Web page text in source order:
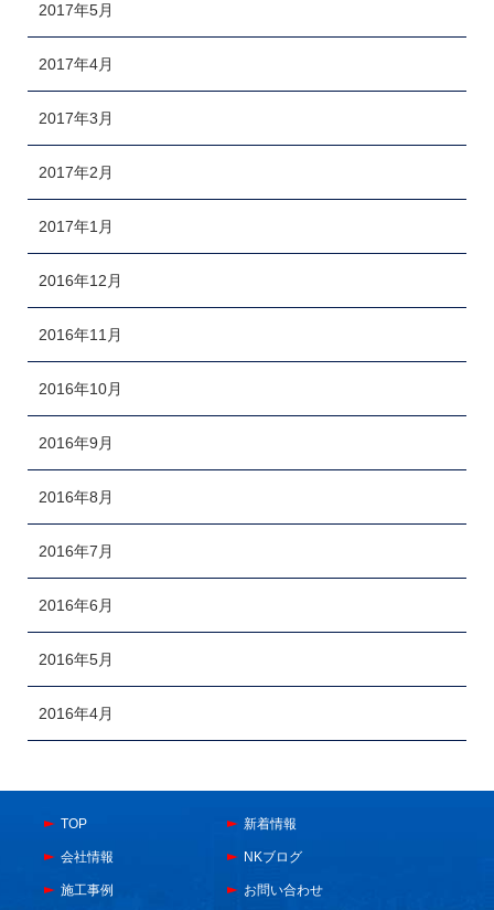
2017年5月
2017年4月
2017年3月
2017年2月
2017年1月
2016年12月
2016年11月
2016年10月
2016年9月
2016年8月
2016年7月
2016年6月
2016年5月
2016年4月
TOP
会社情報
施工事例
新着情報
NKブログ
お問い合わせ